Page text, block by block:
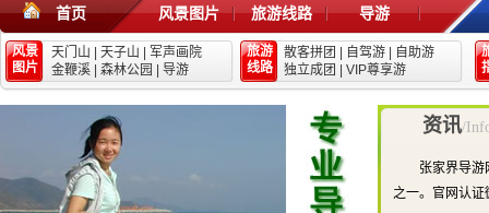
首页 风景图片 旅游线路 导游
风景
图片
天门山 天子山
军声画院
金鞭溪
森林公园 导游
旅游
线路
散客拼团 自驾游
自助游
独立成团
VIP尊享游
资讯/
张家界导
之一。官网认